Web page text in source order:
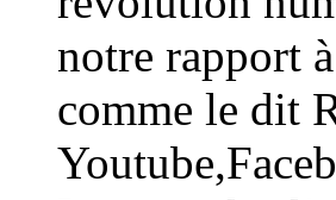
notre rapport
comme le dit